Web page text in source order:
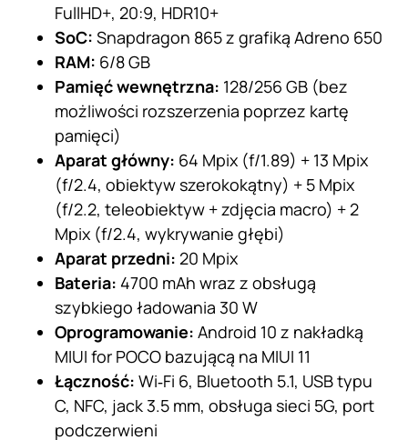
FullHD+, 20:9, HDR10+
SoC: Snapdragon 865 z grafiką Adreno 650
RAM: 6/8 GB
Pamięć wewnętrzna: 128/256 GB (bez
możliwości rozszerzenia poprzez kartę
pamięci)
Aparat główny: 64 Mpix (f/1.89) + 13 Mpix
(f/2.4, obiektyw szerokokątny) + 5 Mpix
(f/2.2, teleobiektyw + zdjęcia macro) + 2
Mpix (f/2.4, wykrywanie głębi)
Aparat przedni: 20 Mpix
Bateria: 4700 mAh wraz z obsługą
szybkiego ładowania 30 W
Oprogramowanie: Android 10 z nakładką
MIUI for POCO bazującą na MIUI 11
Łączność: Wi‑Fi 6, Bluetooth 5.1, USB typu
C, NFC, jack 3.5 mm, obsługa sieci 5G, port
podczerwieni